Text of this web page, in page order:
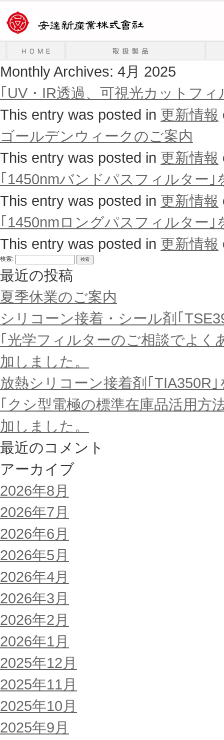
Monthly Archives: 4月 2025
｢UV・IR透過、可視光カットフ
This entry was posted in 更新情報
ゴールデンウィークのご案内
This entry was posted in 更新情報
｢1450nmバンドパスフィルター
This entry was posted in 更新情報
｢1450nmロングパスフィルター
This entry was posted in 更新情報
検索:
最近の投稿
夏季休業のご案内
シリコーン接着・シール剤｢
｢光学フィルターのご相談でよ
加しました。
放熱シリコーン接着剤｢TIA350R
｢クシ型電極の標準在庫品活用方
加しました。
最近のコメント
アーカイブ
2026年8月
2026年7月
2026年6月
2026年5月
2026年4月
2026年3月
2026年2月
2026年1月
2025年12月
2025年11月
2025年10月
2025年9月